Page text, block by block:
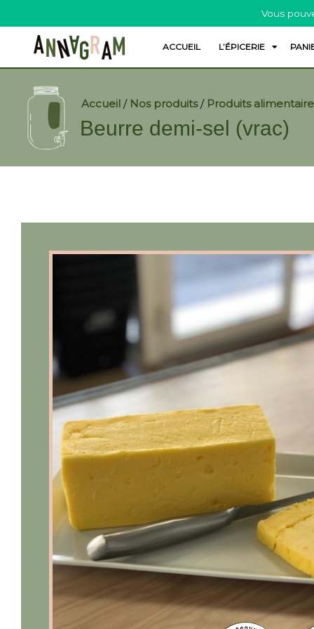
ACCUEIL L’ÉPICERIE
Accueil/ Nos produits/ Produits
Beurre demi-sel (vrac)
Vous